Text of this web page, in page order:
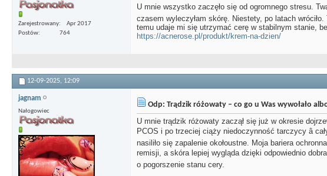
Zarejestrowany
Apr 2017
Postów
764
U mnie wszystko zaczęło się od ogromnego stresu.
czasem wyleczyłam skórę. Niestety, po latach
temu udaje mi się utrzymać cerę w stabilnym stanie,
https://acnerose.pl/produkt/krem-na-dzien/
12-09-2025, 12:09
jagnam
Nałogowiec
Odp: Trądzik różowaty – co go u Was wywołało
U mnie trądzik różowaty zaczął się już w okresie
PCOS i po trzeciej ciąży niedoczynność tarczycy â
nasiliło się zapalenie okołoustne. Moja bariera
remisji, a skóra lepiej wygląda dzięki odpowiednio
o pogorszenie stanu cery.